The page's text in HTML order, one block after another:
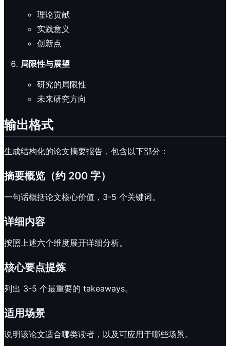
理论贡献
实践意义
创新点
局限性与展望
研究的局限性
未来研究方向
输出格式
生成结构化的论文摘要报告，包含以下部分：
摘要概览（约 200 字）
一句话概括论文核心价值，3-5 个关键词。
详细内容
按照上述六个维度展开详细分析。
核心要点提炼
列出 3-5 个最重要的 takeaways。
适用场景
说明该论文适合哪类读者，以及可应用于哪些场景。